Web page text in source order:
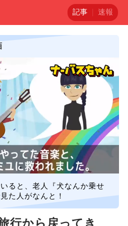
記事 速報
ると、老人『犬なんか乗せ
た人がなんと！
行から戻ってき